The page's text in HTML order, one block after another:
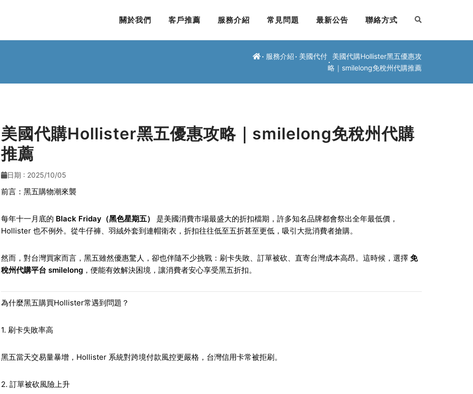
關於我們 客戶推薦 服務介紹 常見問題 最新公告 聯絡方式
服務介紹 美國代付
美國代購Hollister黑五優惠攻
略｜smilelong免稅州代購推薦
美國代購Hollister黑五優惠攻略｜smilelong免稅州代購
推薦
日期 : 2025/10/05
前言：黑五購物潮來襲
每年十一月底的 Black Friday（黑色星期五）
是美國消費市場最盛大的折扣檔期，許多知名品牌都會祭出全年最低價，
Hollister 也不例外。從牛仔褲、羽絨外套到連帽衛衣，折扣往往低至五折甚至更低，吸引大批消費者搶購。
然而，對台灣買家而言，黑五雖然優惠驚人，卻也伴隨不少挑戰：刷卡失敗、訂單被砍、直寄台灣成本高昂。這時候，選擇 免
稅州代購平台 smilelong，便能有效解決困境，讓消費者安心享受黑五折扣。
為什麼黑五購買Hollister常遇到問題？
1. 刷卡失敗率高
黑五當天交易量暴增，Hollister 系統對跨境付款風控更嚴格，台灣信用卡常被拒刷。
2. 訂單被砍風險上升